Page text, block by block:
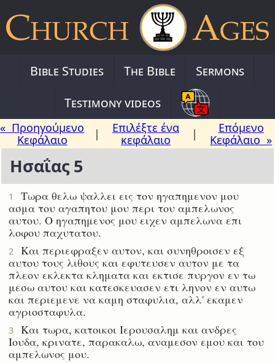
Bible Studies The Bible
Sermons
Testimony videos
« Προηγούμενο
Κεφάλαιο
|
Επιλέξτε ένα
κεφάλαιο
|
Επόμενο
Κεφάλαιο »
Ησαΐας 5
1
Τωρα θελω ψαλλει εις τον ηγαπημενον μου
ασμα του αγαπητου μου περι του αμπελωνος
αυτου. Ο ηγαπημενος μου ειχεν αμπελωνα επι
λοφου παχυτατου.
2
Και περιεφραξεν αυτον, και συνηθροισεν εξ
αυτου τους λιθους και εφυτευσεν αυτον με τα
πλεον εκλεκτα κληματα και εκτισε πυργον εν τω
μεσω αυτου και κατεσκευασεν ετι ληνον εν αυτω
και περιεμενε να καμη σταφυλια, αλλ' εκαμεν
αγριοσταφυλα.
3
Και τωρα, κατοικοι Ιερουσαλημ και ανδρες
Ιουδα, κρινατε, παρακαλω, αναμεσον εμου και του
αμπελωνος μου.